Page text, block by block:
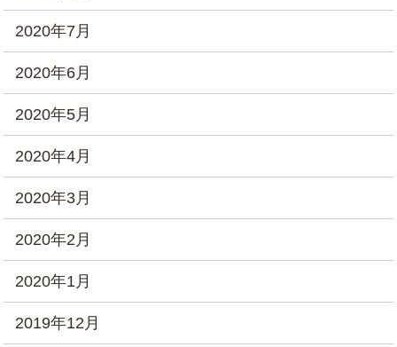
2020年7月
2020年6月
2020年5月
2020年4月
2020年3月
2020年2月
2020年1月
2019年12月